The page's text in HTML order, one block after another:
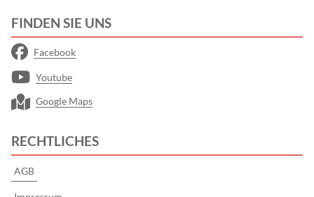
FINDEN SIE UNS
Facebook
Youtube
Google Maps
RECHTLICHES
AGB